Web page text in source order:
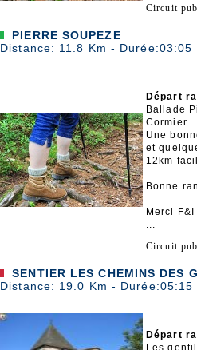
Circuit
PIERRE SOUPEZE
Distance: 11.8 Km -
Départ
Ballade
Cormier .
Une
et
12km
Bonne
Merci
...
Circuit
SENTIER LES CHEMINS DES
Distance: 19.0 Km -
Départ
Les